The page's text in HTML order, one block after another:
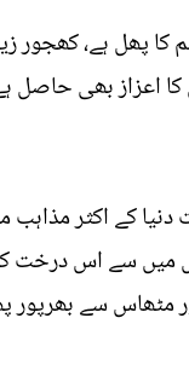
پھل ہے، کھجور
اعزاز بھی
کے اکثر
میں سے اس درخت کو
مٹھاس سے بھرپور